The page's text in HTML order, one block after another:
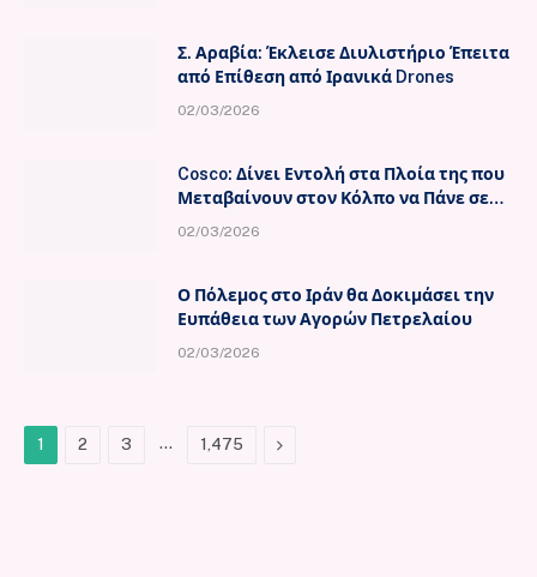
Σ. Αραβία: Έκλεισε Διυλιστήριο Έπειτα
από Επίθεση από Ιρανικά Drones
02/03/2026
Cosco: Δίνει Εντολή στα Πλοία της που
Μεταβαίνουν στον Κόλπο να Πάνε σε
02/03/2026
Ο Πόλεμος στο Ιράν θα Δοκιμάσει την
Ευπάθεια των Αγορών Πετρελαίου
02/03/2026
1 2 3 … 1,475 Next